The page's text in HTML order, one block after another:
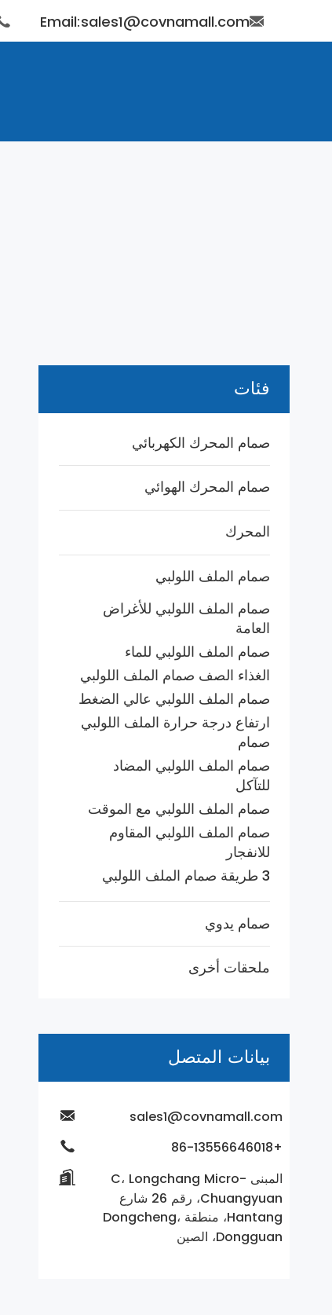
Email:sales1@covnamall.com
فئات
صمام المحرك الكهربائي
صمام المحرك الهوائي
المحرك
صمام الملف اللولبي
صمام الملف اللولبي للأغراض
العامة
صمام الملف اللولبي للماء
الغذاء الصف صمام الملف اللولبي
صمام الملف اللولبي عالي الضغط
ارتفاع درجة حرارة الملف اللولبي
صمام
صمام الملف اللولبي المضاد
للتآكل
صمام الملف اللولبي مع الموقت
صمام الملف اللولبي المقاوم
للانفجار
3 طريقة صمام الملف اللولبي
صمام يدوي
ملحقات أخرى
بيانات المتصل
sales1@covnamall.com
+86-13556646018
المبنى C، Longchang Micro-
Chuangyuan، رقم 26 شارع
Hantang، منطقة Dongcheng،
Dongguan، الصين